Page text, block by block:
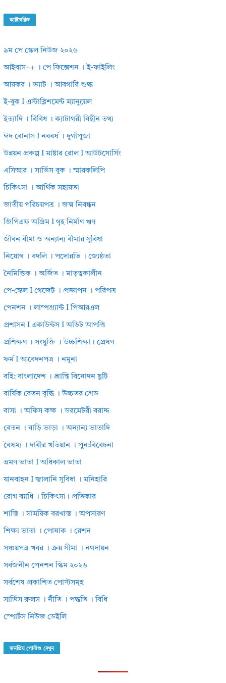
ক্যাটাগরিজ
৯ম পে স্কেল নিউজ ২০২৬
আইবাস++ । পে ফিক্সেশন । ই-ফাইলিং
আয়কর । ভ্যাট । আবগারি শুল্ক
ই-বুক I এস্টাব্লিশমেন্ট ম্যানুয়েল
ইত্যাদি । বিবিধ । ক্যাটাগরী বিহীন তথ্য
ঈদ বোনাস I নববর্ষ । দূর্গাপূজা
উন্নয়ন প্রকল্প I মাষ্টার রোল I আউটসোর্সিং
এসিআর । সার্ভিস বুক । স্মারকলিপি
চিকিৎসা । আর্থিক সহায়তা
জাতীয় পরিচয়পত্র । জন্ম নিবন্ধন
জিপিএফ অগ্রিম I গৃহ নির্মাণ ঋণ
জীবন বীমা ও অন্যান্য বীমার সুবিধা
নিয়োগ । বদলি । পদোন্নতি । জ্যেষ্ঠতা
নৈমিত্তিক । অর্জিত । মাতৃত্বকালীন
পে-স্কেল I গেজেট । প্রজ্ঞাপন । পরিপত্র
পেনশন । লাম্পগ্র্যান্ট I পিআরএল
প্রশাসন I একাউন্টস I অডিট আপত্তি
প্রশিক্ষণ । সংযুক্তি । উচ্চশিক্ষা। প্রেষণ
ফর্ম I আবেদনপত্র । নমুনা
বহি: বাংলাদেশ । শ্রান্তি বিনোদন ছুটি
বার্ষিক বেতন বৃদ্ধি । উচ্চতর গ্রেড
বাসা । অফিস কক্ষ । ডরমেটরী বরাদ্দ
বেতন । বাড়ি ভাড়া । অন্যান্য ভাতাদি
বৈষম্য । দাবীর খতিয়ান । পুন:বিবেচনা
ভ্রমণ ভাতা I অধিকাল ভাতা
যানবাহন I জ্বালানি সুবিধা । মনিহারি
রোগ ব্যাধি । চিকিৎসা। প্রতিকার
শাস্তি । সাময়িক বরখাস্ত । অপসারণ
শিক্ষা ভাতা । পোষাক । রেশন
সঞ্চয়পত্র খবর । ক্রয় সীমা । নগদায়ন
সর্বজনীন পেনশন স্কিম ২০২৬
সর্বশেষ প্রকাশিত পোস্টসমূহ
সার্ভিস রুলস । নীতি । পদ্ধতি । বিধি
স্পোর্টস নিউজ ডেইলি
জনপ্রিয় পোস্টগু দেখুন